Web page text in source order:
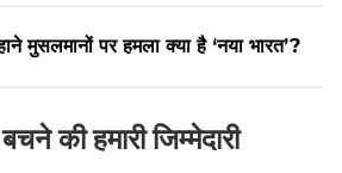
मुसलमानों पर हमला क्या है ‘नया भारत’?
की हमारी जिम्मेदारी